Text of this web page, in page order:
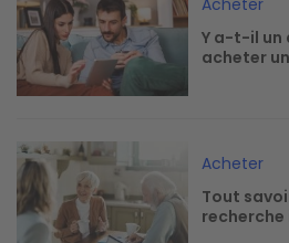
Acheter
Y a-t-il un
acheter
Image
Acheter
Tout